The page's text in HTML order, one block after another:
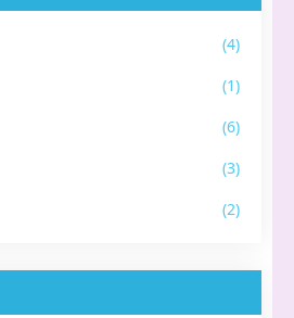
(4)
(1)
(6)
(3)
(2)